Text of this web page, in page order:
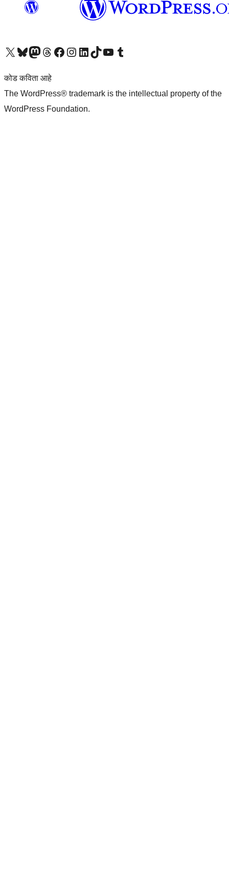
आमच्या X (एक्स) (पूर्वीचे ट्विटर) खात्याला भेट द्या आमच्या ब्लूस्की खात्याला भेट द्या.आमच्या Mastodon खात्याला भेट द्या.आमच्या थ्रेड्स खात्याला भेट द्या. आमच्या फेसबुक पेजला भेट द्या आमच्या इंस्टाग्राम खात्याला भेट द्या आमच्या लिंक्डइन खात्याला भेट द्या आमच्या टिकटॉक अकाउंटला भेट द्या.आमच्या यूट्यूब चॅनेलला भेट द्या आमच्या टंबलर खात्याला भेट द्या.
कोड कविता आहे
The WordPress® trademark is the intellectual property of the
WordPress Foundation.